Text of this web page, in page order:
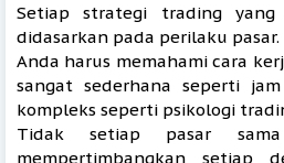
Setiap strategi trading yang
didasarkan pada perilaku pasar.
Anda harus memahami cara
sangat sederhana seperti
kompleks seperti psikologi
Tidak setiap pasar
mempertimbangkan setiap